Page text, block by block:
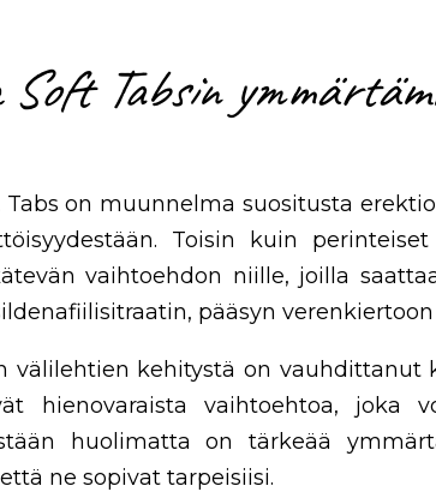
Soft Tabsin
Tabs on muunnelma suositusta
Toisin kuin
vaihtoehdon niille, joilla
pääsyn
välilehtien kehitystä on vauhdittanut
hienovaraista vaihtoehtoa, joka
huolimatta on tärkeää
ne sopivat tarpeisiisi.